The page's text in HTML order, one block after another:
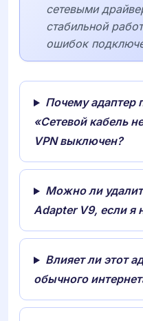
сетевыми
стабильной
ошибок
Почему адаптер
«Сетевой кабель
VPN выключен?
Можно ли
Adapter V9, если я
Влияет ли этот
обычного